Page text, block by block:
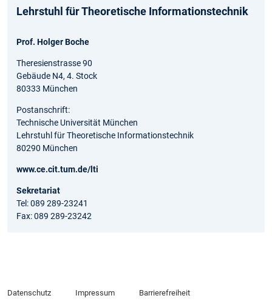
Lehrstuhl für Theoretische Informationstechnik
Prof. Holger Boche
Theresienstrasse 90
Gebäude N4, 4. Stock
80333 München
Postanschrift:
Technische Universität München
Lehrstuhl für Theoretische Informationstechnik
80290 München
www.ce.cit.tum.de/lti
Sekretariat
Tel: 089 289-23241
Fax: 089 289-23242
Datenschutz Impressum Barrierefreiheit